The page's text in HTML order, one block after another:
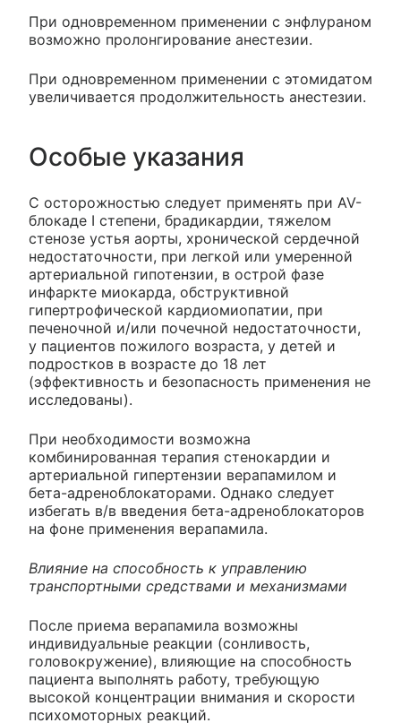
При одновременном применении с энфлураном
возможно пролонгирование анестезии.
При одновременном применении с этомидатом
увеличивается продолжительность анестезии.
Особые указания
C осторожностью следует применять при AV-
блокаде I степени, брадикардии, тяжелом
стенозе устья аорты, хронической сердечной
недостаточности, при легкой или умеренной
артериальной гипотензии, в острой фазе
инфаркте миокарда, обструктивной
гипертрофической кардиомиопатии, при
печеночной и/или почечной недостаточности,
у пациентов пожилого возраста, у детей и
подростков в возрасте до 18 лет
(эффективность и безопасность применения не
исследованы).
При необходимости возможна
комбинированная терапия стенокардии и
артериальной гипертензии верапамилом и
бета-адреноблокаторами. Однако следует
избегать в/в введения бета-адреноблокаторов
на фоне применения верапамила.
Влияние на способность к управлению
транспортными средствами и механизмами
После приема верапамила возможны
индивидуальные реакции (сонливость,
головокружение), влияющие на способность
пациента выполнять работу, требующую
высокой концентрации внимания и скорости
психомоторных реакций.